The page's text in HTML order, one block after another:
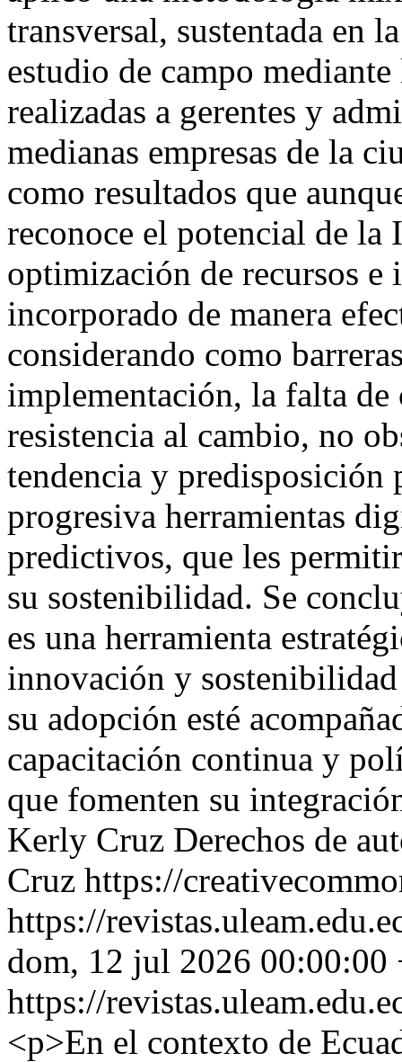
transversal, sustentada en
estudio de campo
realizadas a gerentes y
medianas empresas de la
como resultados que
reconoce el potencial de
optimización de recursos
incorporado de manera
considerando como
implementación, la falta
resistencia al cambio, no
tendencia y predisposición
progresiva herramientas
predictivos, que les
su sostenibilidad. Se
es una herramienta
innovación y
su adopción esté
capacitación continua y
que fomenten su
Kerly Cruz Derechos de
Cruz https://
https://
dom, 12 jul 2026 00:00:00
https://
<p>En el contexto de